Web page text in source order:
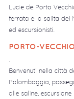
Lucie de Porto
ferrata e la salita del
ed escursionisti.
PORTO-
Benvenuti nella città
Palombaggia,
alle saline,